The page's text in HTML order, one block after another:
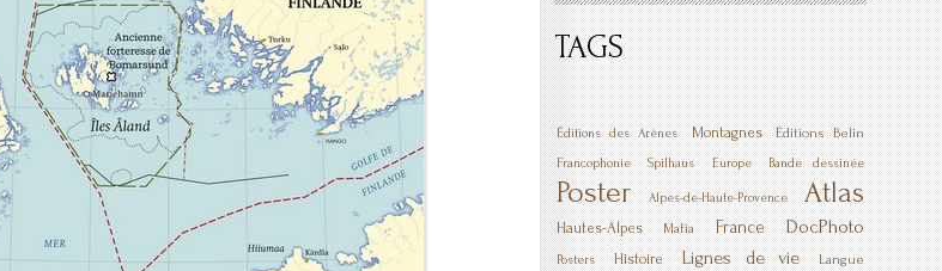
TAGS
Éditions des Arènes Montagnes Éditions Belin
Francophonie Spilhaus Europe Bande dessinée
Poster Alpes-de-Haute-Provence Atlas
Hautes-Alpes Mafia France DocPhoto
Posters Histoire Lignes de vie Langue